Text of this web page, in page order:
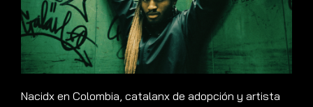
Nacidx en Colombia, catalanx de adopción y artista